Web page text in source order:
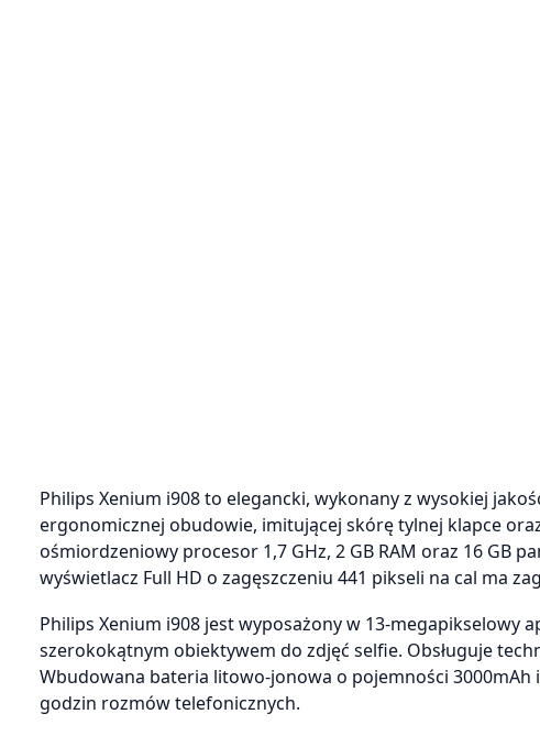
Philips Xenium i908 to elegancki, wykonany z wysokiej
ergonomicznej obudowie, imitującej skórę tylnej klapce
ośmiordzeniowy procesor 1,7 GHz, 2 GB RAM oraz 16 GB
wyświetlacz Full HD o zagęszczeniu 441 pikseli na cal ma
Philips Xenium i908 jest wyposażony w 13-
szerokokątnym obiektywem do zdjęć selfie. Obsługuje
Wbudowana bateria litowo-jonowa o pojemności
godzin rozmów telefonicznych.